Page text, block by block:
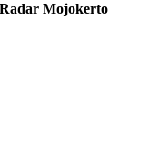
Mojokerto